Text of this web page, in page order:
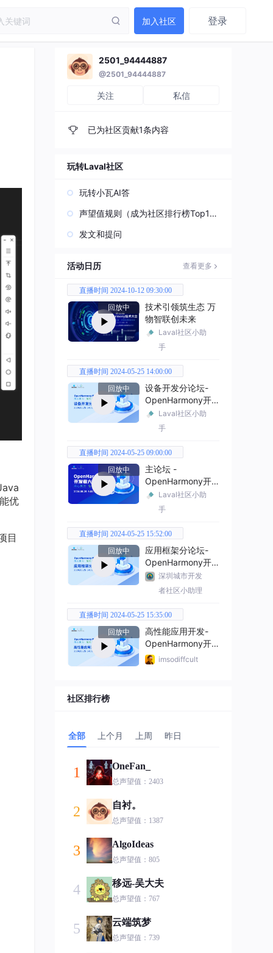
加入社区 登录
优
目
2501_94444887
@2501_94444887
关注 私信
已为社区贡献1条内容
玩转Laval社区
玩转小瓦AI答
声望值规则（成为社区排行榜Top1
发文和提问
活动日历 查看更多
直播时间 2024-10-12 09:30:00
回放中
技术引领筑生态 万
物智联创未来
Laval社区小助
手
直播时间 2024-05-25 14:00:00
回放中
设备开发分论坛-
OpenHarmony开
发者大会2024
Laval社区小助
手
直播时间 2024-05-25 09:00:00
回放中
主论坛 -
OpenHarmony开
发者大会2024
Laval社区小助
手
直播时间 2024-05-25 15:52:00
回放中
应用框架分论坛-
OpenHarmony开
发者大会2024
深圳城市开发
者社区小助理
直播时间 2024-05-25 15:35:00
回放中
高性能应用开发-
OpenHarmony开
发者大会2024
imsodiffcult
社区排行榜
全部 上个月 上周 昨日
1 OneFan_
总声望值：2403
2 自衬。
总声望值：1387
3 AlgoIdeas
总声望值：805
4 移远-吴大夫
总声望值：767
5 云端筑梦
总声望值：739